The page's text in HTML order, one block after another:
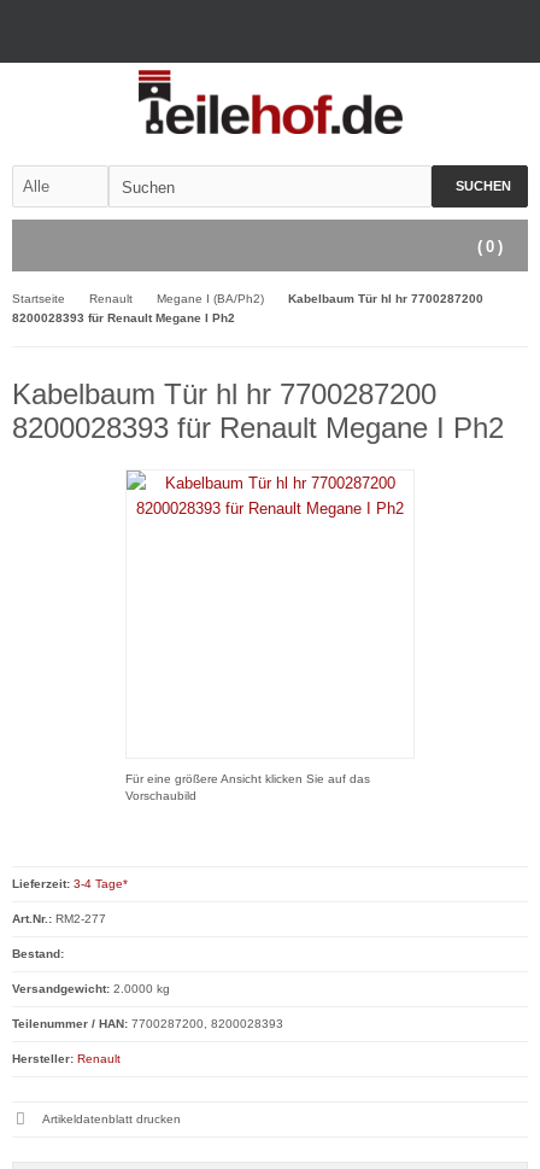
SUCHEN
( 0 )
Startseite Renault Megane I (BA/Ph2)
Kabelbaum Tür hl hr 7700287200
8200028393 für Renault Megane I Ph2
Kabelbaum Tür hl hr 7700287200
8200028393 für Renault Megane I Ph2
Für eine größere Ansicht klicken Sie auf das
Vorschaubild
Lieferzeit: 3-4 Tage*
Art.Nr.: RM2-277
Bestand:
Versandgewicht: 2.0000 kg
Teilenummer / HAN: 7700287200, 8200028393
Hersteller: Renault
Artikeldatenblatt drucken